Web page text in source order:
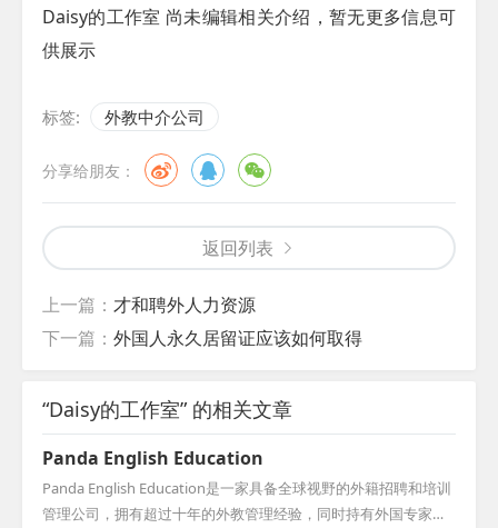
Daisy的工作室 尚未编辑相关介绍，暂无更多信息可
供展示
标签: 外教中介公司
分享给朋友：
返回列表
上一篇： 才和聘外人力资源
下一篇： 外国人永久居留证应该如何取得
“Daisy的工作室” 的相关文章
Panda English Education
Panda English Education是一家具备全球视野的外籍招聘和培训
管理公司，拥有超过十年的外教管理经验，同时持有外国专家证